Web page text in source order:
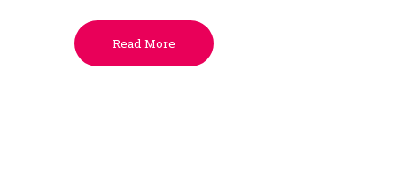
Read More